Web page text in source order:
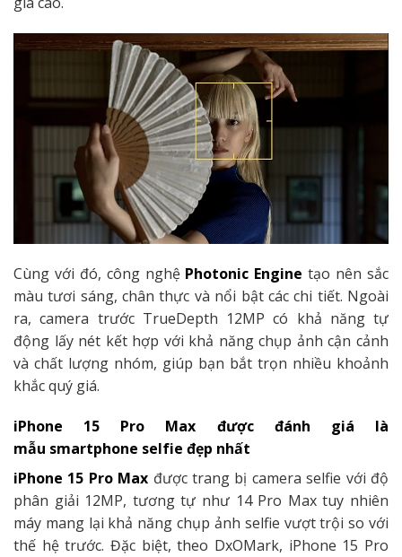
Cùng với đó, công nghệ Photonic Engine tạo nên sắc
màu tươi sáng, chân thực và nổi bật các chi tiết. Ngoài
ra, camera trước TrueDepth 12MP có khả năng tự
động lấy nét kết hợp với khả năng chụp ảnh cận cảnh
và chất lượng nhóm, giúp bạn bắt trọn nhiều khoảnh
khắc quý giá.
iPhone 15 Pro Max được đánh giá là
mẫu smartphone selfie đẹp nhất
iPhone 15 Pro Max được trang bị camera selfie với độ
phân giải 12MP, tương tự như 14 Pro Max tuy nhiên
máy mang lại khả năng chụp ảnh selfie vượt trội so với
thế hệ trước. Đặc biệt, theo DxOMark, iPhone 15 Pro